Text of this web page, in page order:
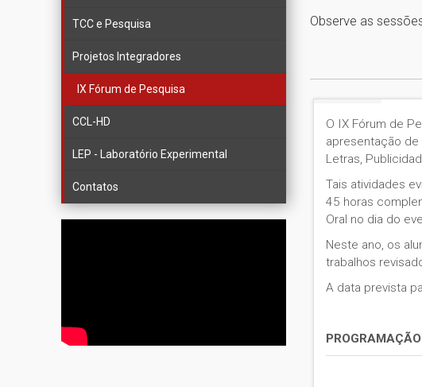
TCC e Pesquisa
Projetos Integradores
IX Fórum de Pesquisa
CCL-HD
LEP - Laboratório Experimental
Contatos
Observe as
O IX Fórum de
apresentação
Letras,
Tais atividades
45 horas
Oral no dia do
Neste ano, os
trabalhos
A data prevista
PROGRAMAÇÃO